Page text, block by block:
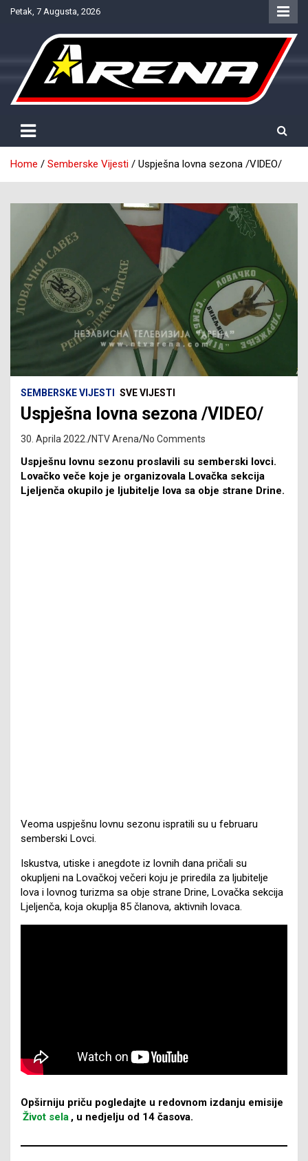
SkipPetak, 7 Augusta, 2026
NTV Arena
Home Semberske Vijesti Uspješna lovna sezona /VIDEO/
SEMBERSKE VIJESTI SVE VIJESTI
Uspješna lovna sezona /VIDEO/
30. Aprila 2022. NTV Arena No Comments
Uspješnu lovnu sezonu proslavili su semberski lovci.
Lovačko veče koje je organizovala Lovačka sekcija
Ljeljenča okupilo je ljubitelje lova sa obje strane Drine.
Veoma uspješnu lovnu sezonu ispratili su u februaru
semberski Lovci.
Iskustva, utiske i anegdote iz lovnih dana pričali su
okupljeni na Lovačkoj večeri koju je priredila za ljubitelje
lova i lovnog turizma sa obje strane Drine, Lovačka sekcija
Ljeljenča, koja okuplja 85 članova, aktivnih lovaca.
Opširniju priču pogledajte u redovnom izdanju emisije
Život sela , u nedjelju od 14 časova.